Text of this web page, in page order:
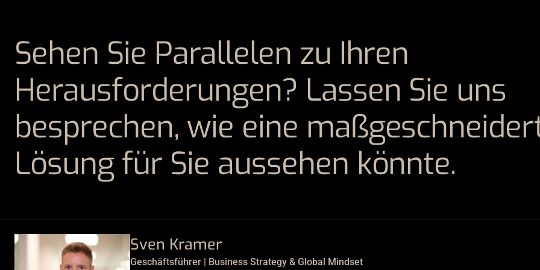
Sehen Sie Parallelen zu Ihren
Herausforderungen? Lassen Sie uns
besprechen, wie eine
Lösung für Sie aussehen könnte.
Sven Kramer
Geschäftsführer | Business Strategy & Global Mindset